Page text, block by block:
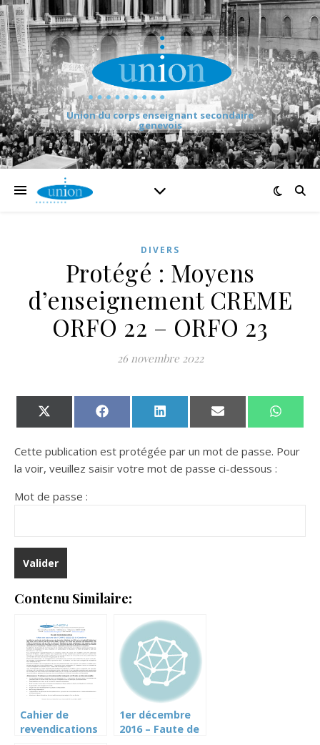
Union du corps enseignant secondaire
genevois
DIVERS
Protégé : Moyens
d’enseignement CREME
ORFO 22 – ORFO 23
26 novembre 2022
Share on X (Twitter)Share on FacebookShare on LinkedInShare on Email
Cette publication est protégée par un mot de passe. Pour
la voir, veuillez saisir votre mot de passe ci-dessous :
Mot de passe :
Contenu Similaire:
Cahier de
revendications
1er décembre
2016 – Faute de